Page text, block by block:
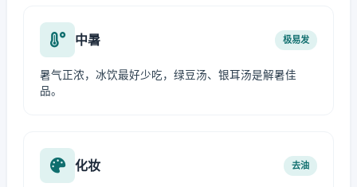
中暑 极易发
暑气正浓，冰饮最好少吃，绿豆汤、银耳汤是解暑佳
品。
化妆 去油